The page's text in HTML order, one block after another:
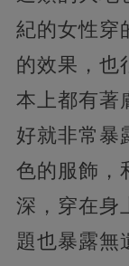
紀的女性穿
的效果， 也
本上都有著
好就非常暴
色的服飾，
深，穿在身
題也暴露無